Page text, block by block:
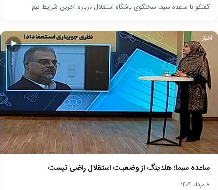
گفتگو با ساعده سیما سخنگوی باشگاه‌ استقلال درباره آخرین شرایط تیم
▶
اخبار
ساعده سیما: هلدینگ از وضعیت استقلال راضی نیست
۸ مرداد ۱۴۰۴